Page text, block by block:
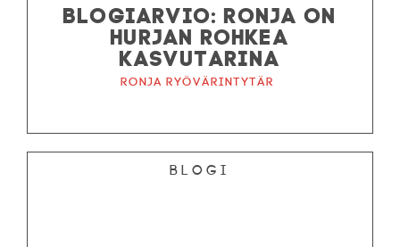
BLOGIARVIO: RONJA ON
HURJAN ROHKEA
KASVUTARINA
Ronja ryövärintytär
Blogi